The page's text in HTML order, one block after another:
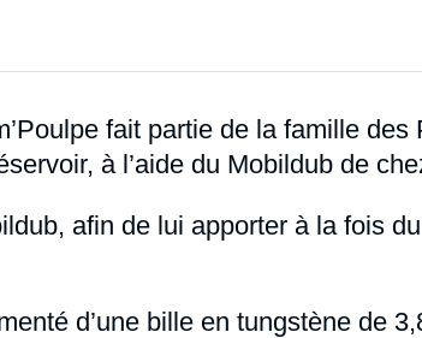
fait partie de la famille des
à l’aide du Mobildub de
afin de lui apporter à la fois
d’une bille en tungstène de